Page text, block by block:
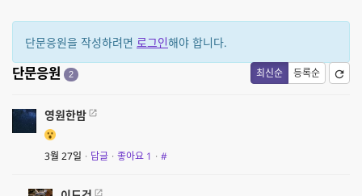
단문응원을 작성하려면 로그인해야 합니다.
최신순 등록순
단문응원 2
영원한밤
3월 27일 · 답글 · 좋아요 1 · #